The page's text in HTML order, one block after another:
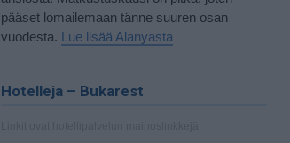
pääset lomailemaan tänne suuren osan
vuodesta. Lue lisää Alanyasta
Hotelleja – Bukarest